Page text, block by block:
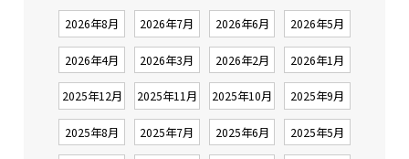
2026年8月 2026年7月 2026年6月 2026年5月
2026年4月 2026年3月 2026年2月 2026年1月
2025年12月 2025年11月 2025年10月 2025年9月
2025年8月 2025年7月 2025年6月 2025年5月